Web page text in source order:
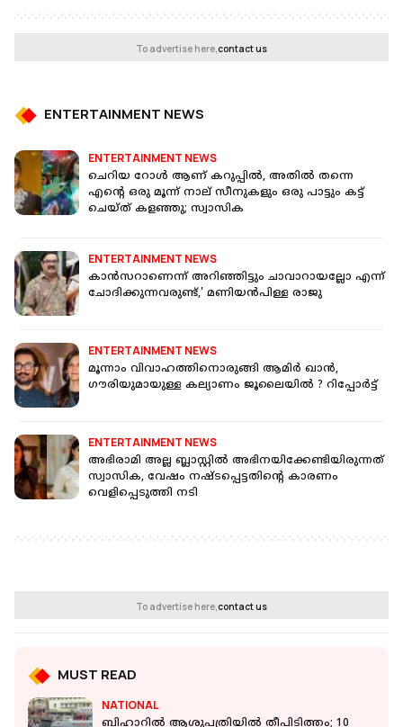
To advertise here,contact us
ENTERTAINMENT NEWS
ENTERTAINMENT NEWS
ചെറിയ റോൾ ആണ് കറുപ്പിൽ, അതിൽ തന്നെ
എന്റെ ഒരു മൂന്ന് നാല് സീനുകളും ഒരു പാട്ടും കട്ട്
ചെയ്ത് കള‍ഞ്ഞു; സ്വാസിക
ENTERTAINMENT NEWS
കാൻസറാണെന്ന് അറിഞ്ഞിട്ടും ചാവാറായല്ലോ എന്ന്
ചോദിക്കുന്നവരുണ്ട്,' മണിയൻപിള്ള രാജു
ENTERTAINMENT NEWS
മൂന്നാം വിവാഹത്തിനൊരുങ്ങി ആമിർ ഖാൻ,
ഗൗരിയുമായുള്ള കല്യാണം ജൂലൈയിൽ ? റിപ്പോർട്ട്
ENTERTAINMENT NEWS
അഭിരാമി അല്ല ബ്ലാസ്റ്റിൽ അഭിനയിക്കേണ്ടിയിരുന്നത്
സ്വാസിക, വേഷം നഷ്ടപ്പെട്ടതിന്റെ കാരണം
വെളിപ്പെടുത്തി നടി
To advertise here,contact us
MUST READ
NATIONAL
ബിഹാറില്‍ ആശുപത്രിയില്‍ തീപിടിത്തം; 10